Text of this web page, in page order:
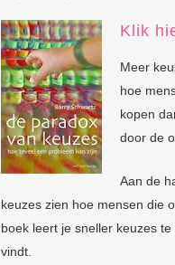
Klik
Meer
hoe
kopen
door de
Aan de
keuzes zien hoe mensen die
boek leert je sneller keuzes
vindt.